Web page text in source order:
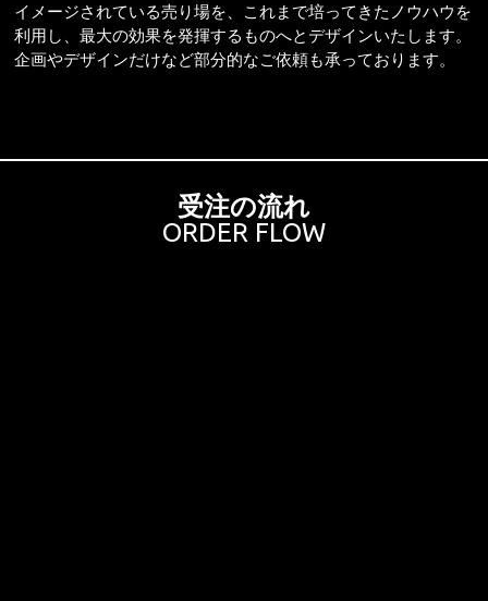
イメージされている売り場を、これまで培ってきたノウハウを
利用し、最大の効果を発揮するものへとデザインいたします。
企画やデザインだけなど部分的なご依頼も承っております。
受注の流れ
ORDER FLOW